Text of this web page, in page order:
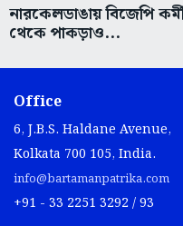
নারকেলডাঙায় বিজেপি
থেকে পাকড়াও...
Office
6, J.B.S. Haldane Avenue,
Kolkata 700 105, India.
info@bartamanpatrika.com
+91 - 33 2251 3292 / 93